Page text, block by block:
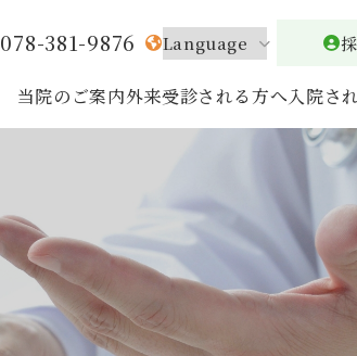
078-381-9876
当院のご案内外来受診される方へ入院さ